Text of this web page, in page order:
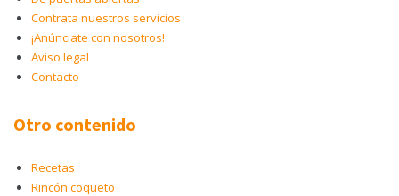
Contrata nuestros servicios
¡Anúnciate con nosotros!
Aviso legal
Contacto
Otro contenido
Recetas
Rincón coqueto